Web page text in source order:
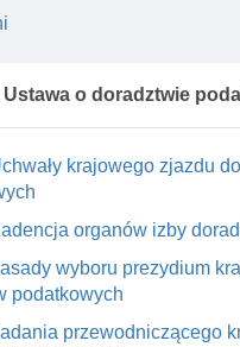
o doradztwie
zjazd doradców
krajowego zjazdu
krajowego zjazdu
organów izby
wyboru prezydium
podatkowych
przewodniczącego